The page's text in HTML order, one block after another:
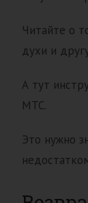
Читайте о
духи и
А тут
МТС.
Это нужно